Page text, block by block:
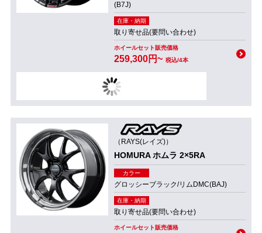
(B7J)
在庫・納期
取り寄せ品(要問い合わせ)
ホイールセット販売価格
259,300円~ 税込/4本
（RAYS(レイズ)）
HOMURA ホムラ 2×5RA
カラー
グロッシーブラック/リムDMC(BAJ)
在庫・納期
取り寄せ品(要問い合わせ)
ホイールセット販売価格